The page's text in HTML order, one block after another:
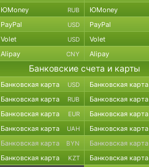
ЮMoney RUB ЮMoney
PayPal USD PayPal
Volet USD Volet
Alipay CNY Alipay
Банковские счета и карты
Банковская карта USD Банковская карта
Банковская карта RUB Банковская карта
Банковская карта EUR Банковская карта
Банковская карта UAH Банковская карта
Банковская карта BYN Банковская карта
Банковская карта KZT Банковская карта